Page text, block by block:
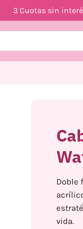
3 Cuotas sin
Doble
vida.